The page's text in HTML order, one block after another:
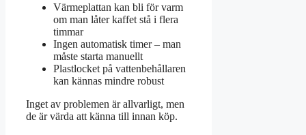
Värmeplattan kan bli för varm
om man låter kaffet stå i flera
timmar
Ingen automatisk timer – man
måste starta manuellt
Plastlocket på vattenbehållaren
kan kännas mindre robust
Inget av problemen är allvarligt, men
de är värda att känna till innan köp.